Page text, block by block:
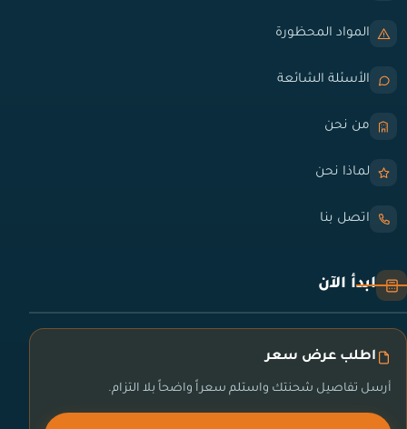
المواد المحظورة
الأسئلة الشائعة
من نحن
لماذا نحن
اتصل بنا
ابدأ الآن
اطلب عرض سعر
أرسل تفاصيل شحنتك واستلم سعراً واضحاً بلا التزام.